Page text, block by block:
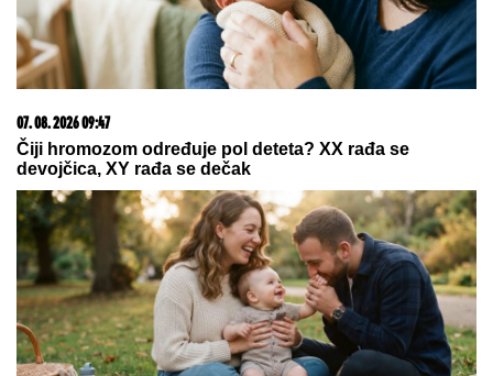
grama: Lekari mu davali ŠANSE RAVNE NULI!
Danas ima dve godine i ide u vrtić, a da je došao na
svet DAN RANIJE, sudbina bi imala mnogo lošiji
scenario
ZEMLjOTRES Neverovatan snimak:
Lekari leteli po sali, o reakciji
hirurga svi pričaju (VIDEO)
POLICIJA REAGOVALA ZBOG ŽENE
SERGEJA TRIFUNOVIĆA,nije
očekivala da će je OVO SAČEKATI u
tržnom centru!
by Aklamator